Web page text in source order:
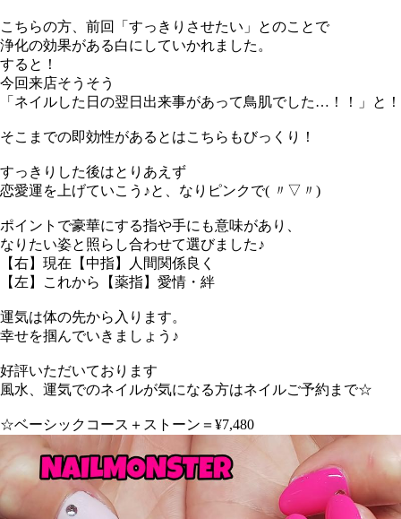
こちらの方、前回「すっきりさせたい」とのことで
浄化の効果がある白にしていかれました。
すると！
今回来店そうそう
「ネイルした日の翌日出来事があって鳥肌でした…！！」と！
そこまでの即効性があるとはこちらもびっくり！
すっきりした後はとりあえず
恋愛運を上げていこう♪と、なりピンクで( 〃▽〃)
ポイントで豪華にする指や手にも意味があり、
なりたい姿と照らし合わせて選びました♪
【右】現在【中指】人間関係良く
【左】これから【薬指】愛情・絆
運気は体の先から入ります。
幸せを掴んでいきましょう♪
好評いただいております
風水、運気でのネイルが気になる方はネイルご予約まで☆
☆ベーシックコース＋ストーン＝¥7,480